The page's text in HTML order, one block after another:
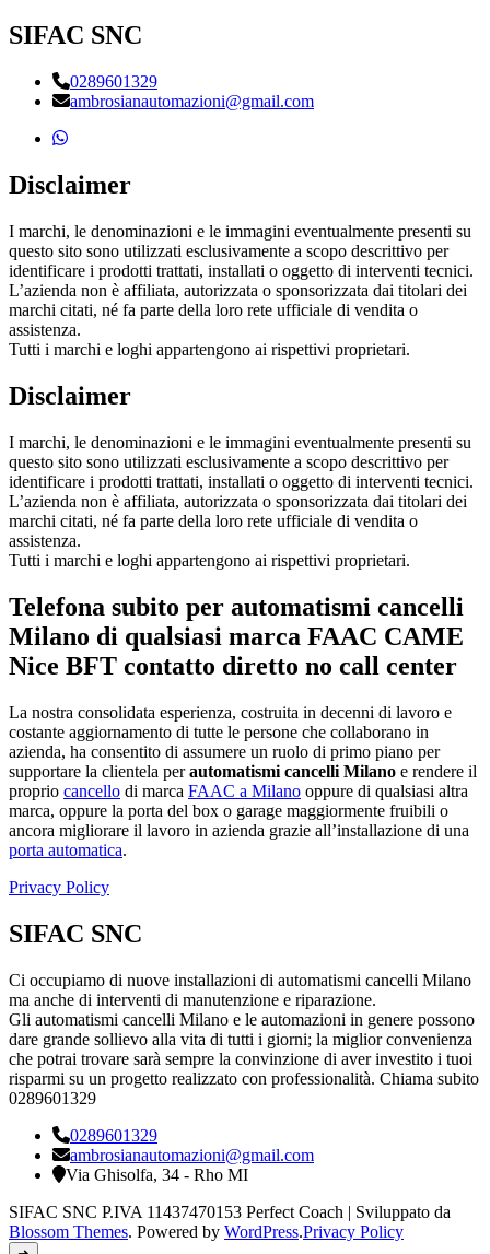
SIFAC SNC
0289601329
ambrosianautomazioni@gmail.com
Disclaimer
I marchi, le denominazioni e le immagini eventualmente presenti su
questo sito sono utilizzati esclusivamente a scopo descrittivo per
identificare i prodotti trattati, installati o oggetto di interventi tecnici.
L’azienda non è affiliata, autorizzata o sponsorizzata dai titolari dei
marchi citati, né fa parte della loro rete ufficiale di vendita o
assistenza.
Tutti i marchi e loghi appartengono ai rispettivi proprietari.
Disclaimer
I marchi, le denominazioni e le immagini eventualmente presenti su
questo sito sono utilizzati esclusivamente a scopo descrittivo per
identificare i prodotti trattati, installati o oggetto di interventi tecnici.
L’azienda non è affiliata, autorizzata o sponsorizzata dai titolari dei
marchi citati, né fa parte della loro rete ufficiale di vendita o
assistenza.
Tutti i marchi e loghi appartengono ai rispettivi proprietari.
Telefona subito per automatismi cancelli
Milano di qualsiasi marca FAAC CAME
Nice BFT contatto diretto no call center
La nostra consolidata esperienza, costruita in decenni di lavoro e
costante aggiornamento di tutte le persone che collaborano in
azienda, ha consentito di assumere un ruolo di primo piano per
supportare la clientela perautomatismi cancelli Milano e rendere il
proprio cancello di marca FAAC a Milano oppure di qualsiasi altra
marca, oppure la porta del box o garage maggiormente fruibili o
ancora migliorare il lavoro in azienda grazie all’installazione di una
porta automatica.
Privacy Policy
SIFAC SNC
Ci occupiamo di nuove installazioni di automatismi cancelli Milano
ma anche di interventi di manutenzione e riparazione.
Gli automatismi cancelli Milano e le automazioni in genere possono
dare grande sollievo alla vita di tutti i giorni; la miglior convenienza
che potrai trovare sarà sempre la convinzione di aver investito i tuoi
risparmi su un progetto realizzato con professionalità. Chiama subito
0289601329
0289601329
ambrosianautomazioni@gmail.com
Via Ghisolfa, 34 - Rho MI
SIFAC SNC P.IVA 11437470153 Perfect Coach | Sviluppato da
Blossom Themes. Powered by WordPress.Privacy Policy